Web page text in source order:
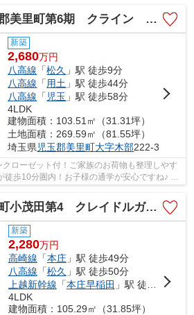
町第6期 クライン 2号棟 新築戸建 全2区画 2号棟
新築
2,680万円
八高線 「松久 」駅 徒歩9分
八高線 「 用土 」駅 徒歩44分
八高線 「 児玉 」駅 徒歩58分
4LDK
建物面積：103.51㎡（31.31坪）
土地面積：269.59㎡（81.55坪）
埼玉県児玉郡美里町大字木部222-3
クローゼット付！ご家族のお荷物も整理しやす
徒歩10分圏内！お子様の通学が安心ですね♪ ・
日の家事効率アップ...
田第4 クレイドルガーデン 新築戸建 全1棟 1号棟
新築
2,280万円
高崎線 「本庄」駅 徒歩49分
八高線 「松久 」駅 徒歩50分
上越新幹線 「本庄早稲田 」駅 徒歩33分
4LDK
建物面積：105.29㎡（31.85坪）